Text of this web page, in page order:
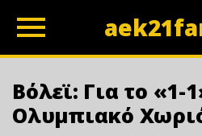
Βόλεϊ: Για το «1-
Ολυμπιακό